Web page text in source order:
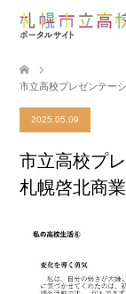
市立高校プレゼンテ
2025.05.09
市立高校プ
札幌啓北商